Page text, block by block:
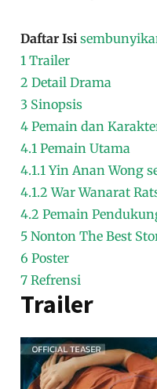
Daftar Isi
1 Trailer
2 Detail Drama
3 Sinopsis
4 Pemain dan
4.1 Pemain Utama
4.1.1 Yin Anan Wong
4.1.2 War Wanarat
4.2 Pemain
5 Nonton The Best
6 Poster
7 Refrensi
Trailer